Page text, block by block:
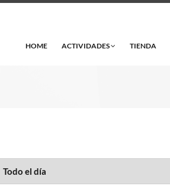
HOME ACTIVIDADES TIENDA